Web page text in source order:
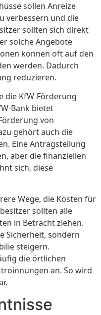
sollen Anreize
verbessern und die
sollten sich direkt
solche Angebote
können oft auf den
werden. Dadurch
reduzieren.
die KfW-Förderung
Bank bietet
von
gehört auch die
Eine Antragstellung
aber die finanziellen
sich, diese
Wege, die Kosten für
sollten alle
in Betracht ziehen.
Sicherheit, sondern
steigern.
die örtlichen
an. So wird